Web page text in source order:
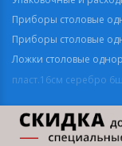
Приборы столовые
Приборы столовые
Ложки столовые
пласт.16см серебро